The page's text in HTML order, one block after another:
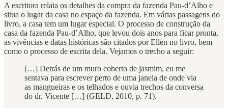
A escritora relata os detalhes da compra da fazenda Pau-d’Alho e
situa o lugar da casa no espaço da fazenda. Em várias passagens do
livro, a casa tem um lugar especial. O processo de construção da
casa da fazenda Pau-d’Alho, que levou dois anos para ficar pronta,
as vivências e datas históricas são citados por Ellen no livro, bem
como o processo de escrita dela. Vejamos o trecho a seguir:
[…] Detrás de um muro coberto de jasmim, eu me
sentava para escrever perto de uma janela de onde via
as mangueiras e os telhados e ouvia trechos da conversa
do dr. Vicente […] (GELD, 2010, p. 71).